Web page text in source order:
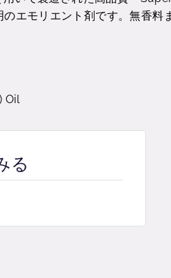
エモリエント剤です。無香
Oil
る